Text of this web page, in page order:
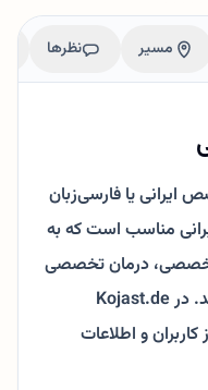
مسیر نظرها
یا فارسی‌زبان
مناسب است که به
درمان تخصصی
و مشاوره فارسی‌زبان در اسن هستند. در Kojast.de
و اطلاعات